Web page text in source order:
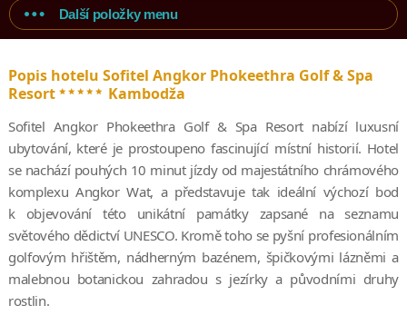
Další položky menu
Popis hotelu Sofitel Angkor Phokeethra Golf & Spa
Resort***** Kambodža
Sofitel Angkor Phokeethra Golf & Spa Resort nabízí luxusní
ubytování, které je prostoupeno fascinující místní historií. Hotel
se nachází pouhých 10 minut jízdy od majestátního chrámového
komplexu Angkor Wat, a představuje tak ideální výchozí bod
k objevování této unikátní památky zapsané na seznamu
světového dědictví UNESCO. Kromě toho se pyšní profesionálním
golfovým hřištěm, nádherným bazénem, špičkovými lázněmi a
malebnou botanickou zahradou s jezírky a původními druhy
rostlin.